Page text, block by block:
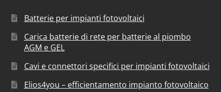
Batterie per impianti fotovoltaici
Carica batterie di rete per batterie al piombo
AGM e GEL
Cavi e connettori specifici per impianti fotovoltaici
Elios4you – efficientamento impianto fotovoltaico